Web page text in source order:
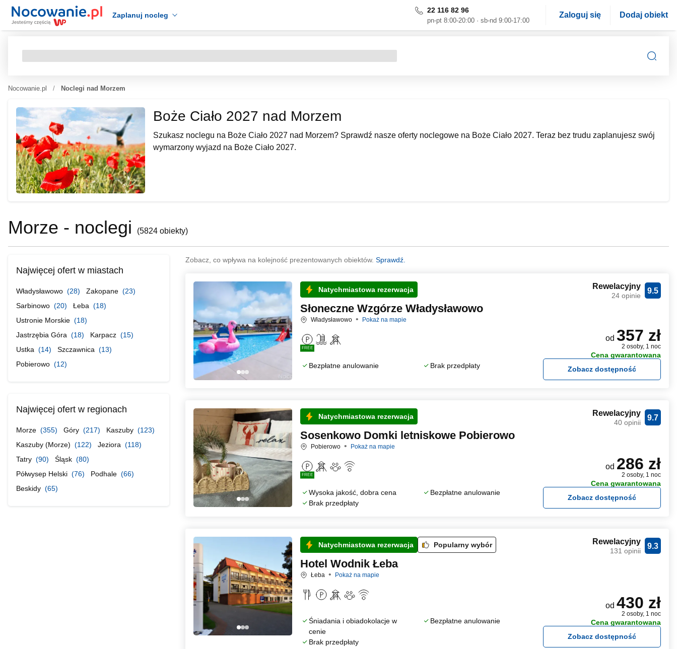
Zaplanuj nocleg
22 116 82 96
pn-pt 8:00-20:00 · sb-nd 9:00-17:00
Zaloguj się Dodaj obiekt
Nocowanie.pl Noclegi nad Morzem
Boże Ciało 2027 nad Morzem
Szukasz noclegu na Boże Ciało 2027 nad Morzem? Sprawdź nasze oferty noclegowe na Boże Ciało 2027. Teraz bez trudu zaplanujesz swój
wymarzony wyjazd na Boże Ciało 2027.
Morze - noclegi (5824 obiekty)
Zobacz, co wpływa na kolejność prezentowanych obiektów. Sprawdź.
Natychmiastowa rezerwacja
Słoneczne Wzgórze Władysławowo
Władysławowo Pokaż na mapie
FREE
Bezpłatne anulowanie Brak przedpłaty
9.5
Rewelacyjny
24 opinie
od 357 zł
2 osoby, 1 noc
Cena gwarantowana
Zobacz dostępność
Natychmiastowa rezerwacja
Sosenkowo Domki letniskowe Pobierowo
Pobierowo Pokaż na mapie
FREE
Wysoka jakość, dobra cena
Bezpłatne anulowanie
Brak przedpłaty
9.7
Rewelacyjny
40 opinii
od 286 zł
2 osoby, 1 noc
Cena gwarantowana
Zobacz dostępność
Natychmiastowa rezerwacja Popularny wybór
Hotel Wodnik Łeba
Łeba Pokaż na mapie
Śniadania i obiadokolacje w
cenie
Bezpłatne anulowanie
Brak przedpłaty
9.3
Rewelacyjny
131 opinii
od 430 zł
2 osoby, 1 noc
Cena gwarantowana
Zobacz dostępność
Najwięcej ofert w miastach
Władysławowo (28) Zakopane (23)
Sarbinowo (20) Łeba (18)
Ustronie Morskie (18)
Jastrzębia Góra (18) Karpacz (15)
Ustka (14) Szczawnica (13)
Pobierowo (12)
Najwięcej ofert w regionach
Morze (355) Góry (217) Kaszuby (123)
Kaszuby (Morze) (122) Jeziora (118)
Tatry (90) Śląsk (80)
Półwysep Helski (76) Podhale (66)
Beskidy (65)